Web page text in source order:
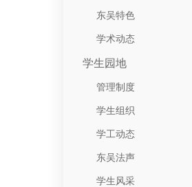
东吴特色
学术动态
学生园地
管理制度
学生组织
学工动态
东吴法声
学生风采